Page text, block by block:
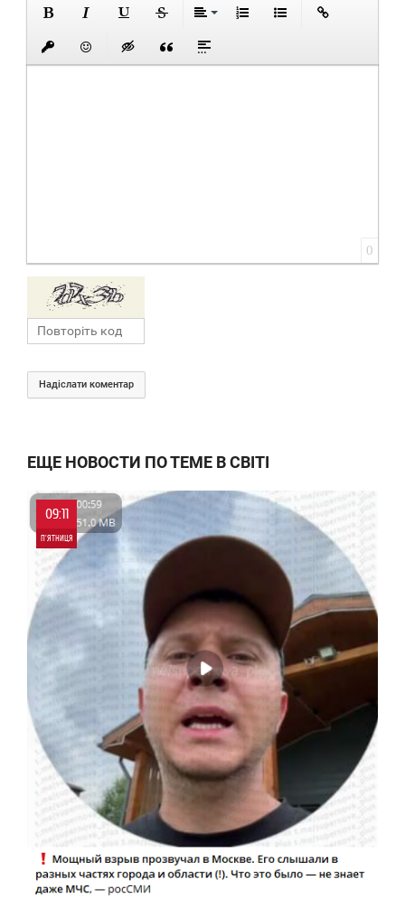
0
Надіслати коментар
ЕЩЕ НОВОСТИ ПО ТЕМЕ В СВІТІ
09:11
П'ЯТНИЦЯ
0